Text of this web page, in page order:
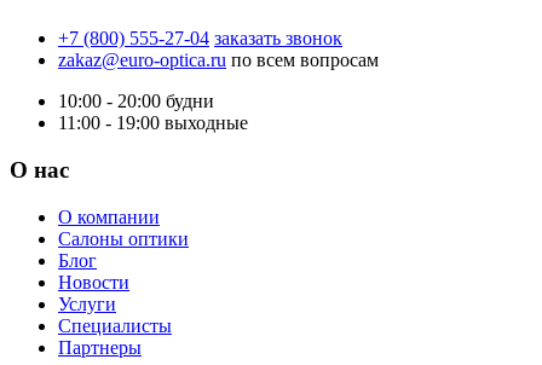
+7 (800) 555-27-04 заказать звонок
zakaz@euro-optica.ru по всем вопросам
10:00 - 20:00 будни
11:00 - 19:00 выходные
О нас
О компании
Салоны оптики
Блог
Новости
Услуги
Специалисты
Партнеры